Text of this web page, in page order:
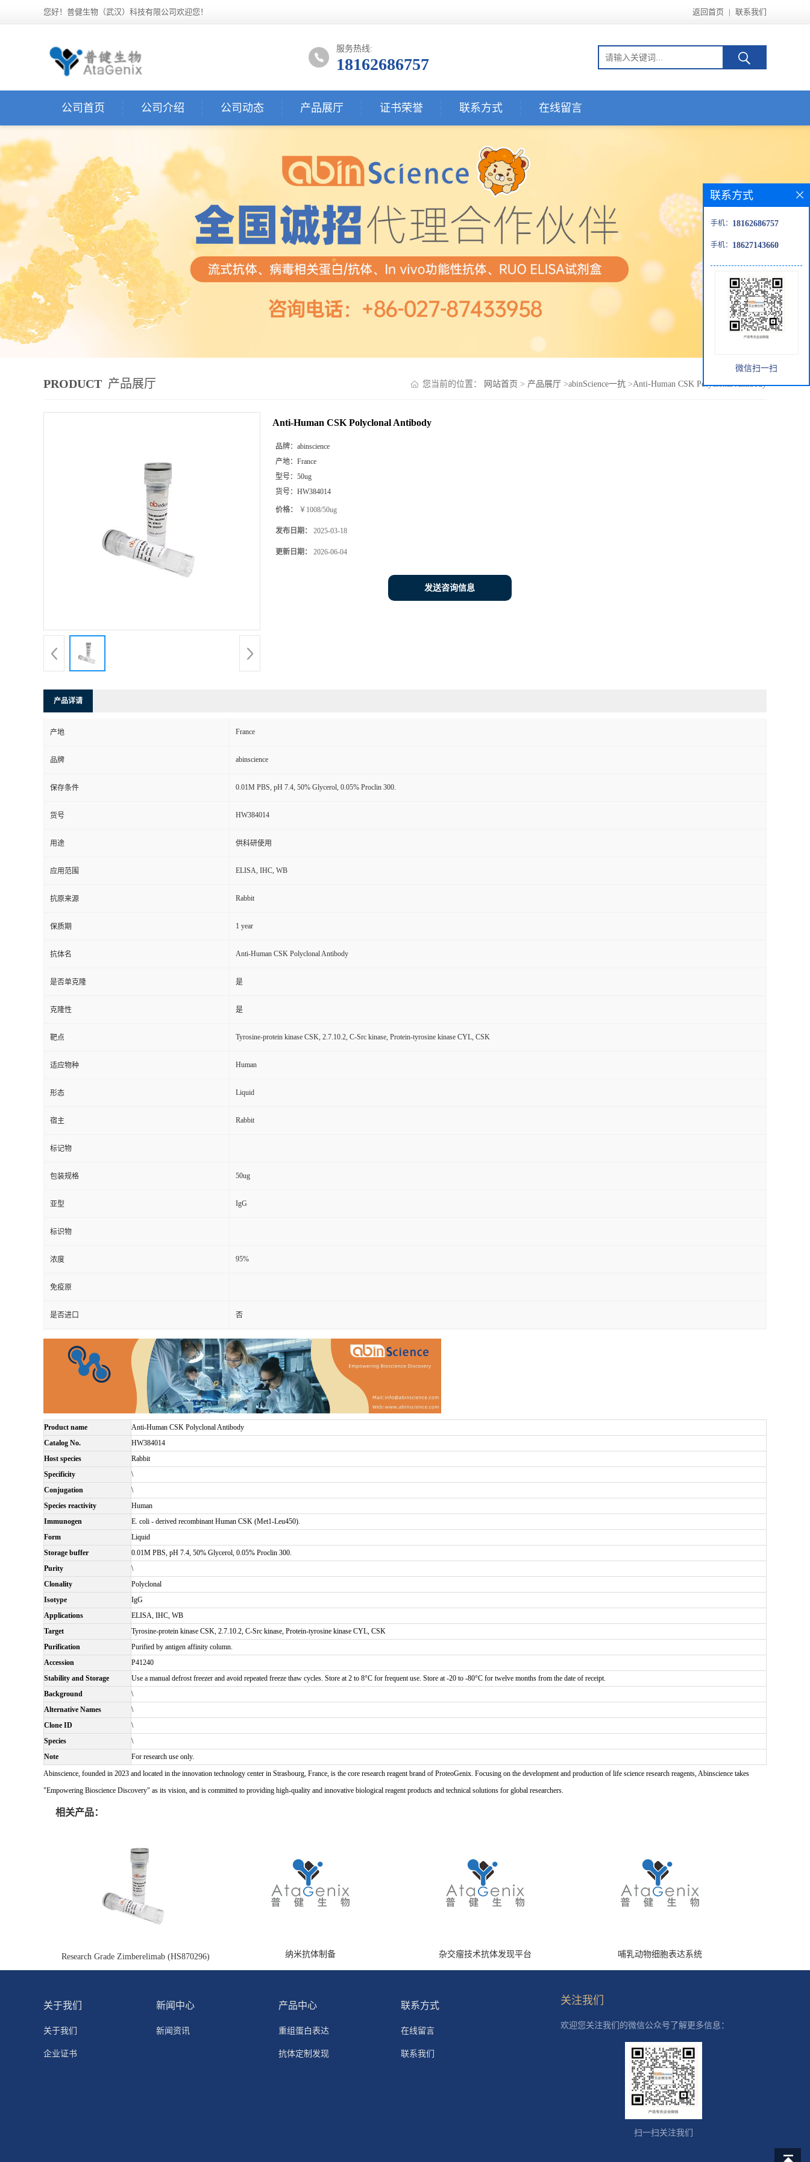
您好！普健生物（武汉）科技有限公司欢迎您！ 返回首页 | 联系我们
服务热线:
18162686757
公司首页 公司介绍 公司动态 产品展厅 证书荣誉 联系方式 在线留言
PRODUCT 产品展厅 您当前的位置： 网站首页 > 产品展厅 >abinScience一抗 >Anti-Human CSK Polyclonal Antibody
Anti-Human CSK Polyclonal Antibody
品牌： abinscience
产地： France
型号： 50ug
货号： HW384014
价格： ￥1008/50ug
发布日期： 2025-03-18
更新日期： 2026-06-04
发送咨询信息
产品详请
产地 France
品牌 abinscience
保存条件 0.01M PBS, pH 7.4, 50% Glycerol, 0.05% Proclin 300.
货号 HW384014
用途 供科研使用
应用范围 ELISA, IHC, WB
抗原来源 Rabbit
保质期 1 year
抗体名 Anti-Human CSK Polyclonal Antibody
是否单克隆 是
克隆性 是
靶点 Tyrosine-protein kinase CSK, 2.7.10.2, C-Src kinase, Protein-tyrosine kinase CYL, CSK
适应物种 Human
形态 Liquid
宿主 Rabbit
标记物
包装规格 50ug
亚型 IgG
标识物
浓度 95%
免疫原
是否进口 否
Product name
Anti-Human CSK Polyclonal Antibody
Catalog No.
HW384014
Host species
Rabbit
Specificity
\
Conjugation
\
Species reactivity
Human
Immunogen
E. coli - derived recombinant Human CSK (Met1-Leu450).
Form
Liquid
Storage buffer
0.01M PBS, pH 7.4, 50% Glycerol, 0.05% Proclin 300.
Purity
\
Clonality
Polyclonal
Isotype
IgG
Applications
ELISA, IHC, WB
Target
Tyrosine-protein kinase CSK, 2.7.10.2, C-Src kinase, Protein-tyrosine kinase CYL, CSK
Purification
Purified by antigen affinity column.
Accession
P41240
Stability and Storage
Use a manual defrost freezer and avoid repeated freeze thaw cycles. Store at 2 to 8°C for frequent use. Store at -20 to -80°C for twelve months from the date of receipt.
Background
\
Alternative Names
\
Clone ID
\
Species
\
Note
For research use only.
Abinscience, founded in 2023 and located in the innovation technology center in Strasbourg, France, is the core research reagent brand of ProteoGenix. Focusing on the development and production of life science research reagents, Abinscience takes
"Empowering Bioscience Discovery" as its vision, and is committed to providing high-quality and innovative biological reagent products and technical solutions for global researchers.
相关产品：
Research Grade Zimberelimab (HS870296) 纳米抗体制备 杂交瘤技术抗体发现平台 哺乳动物细胞表达系统
联系方式
手机： 18162686757
手机： 18627143660
微信扫一扫
关于我们
关于我们
企业证书
新闻中心
新闻资讯
产品中心
重组蛋白表达
抗体定制发现
联系方式
在线留言
联系我们
关注我们
欢迎您关注我们的微信公众号了解更多信息：
扫一扫关注我们